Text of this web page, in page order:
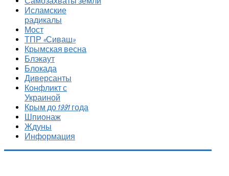
Исламские
радикалы
Мост
ТПР «Сиваш»
Крымская весна
Блэкаут
Блокада
Диверсанты
Конфликт с
Украиной
Крым до 1991 года
Шпионаж
Ждуны
Информация